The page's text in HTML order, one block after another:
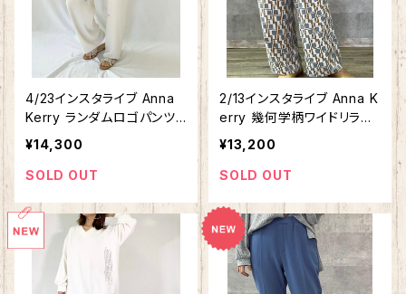
4/23インスタライブ Anna
Kerry ランダムロゴパンツ
85222601
¥14,300
SOLD OUT
2/13インスタライブ Anna K
erry 幾何学柄ワイドリラッ
クスパンツ 27221604
¥13,200
SOLD OUT